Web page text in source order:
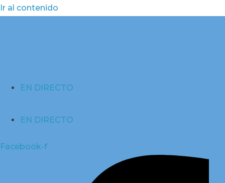
Ir al contenido
EN DIRECTO
EN DIRECTO
Facebook-f